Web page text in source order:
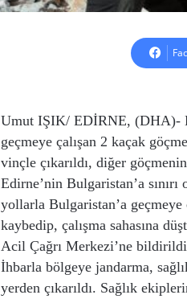
Umut IŞIK/ EDİRNE, (DHA)-
geçmeye çalışan 2 kaçak
vinçle çıkarıldı, diğer
Edirne’nin Bulgaristan’a
yollarla Bulgaristan’a geçmeye
kaybedip, çalışma sahasına
Acil Çağrı Merkezi’ne
İhbarla bölgeye jandarma,
yerden çıkarıldı. Sağlık